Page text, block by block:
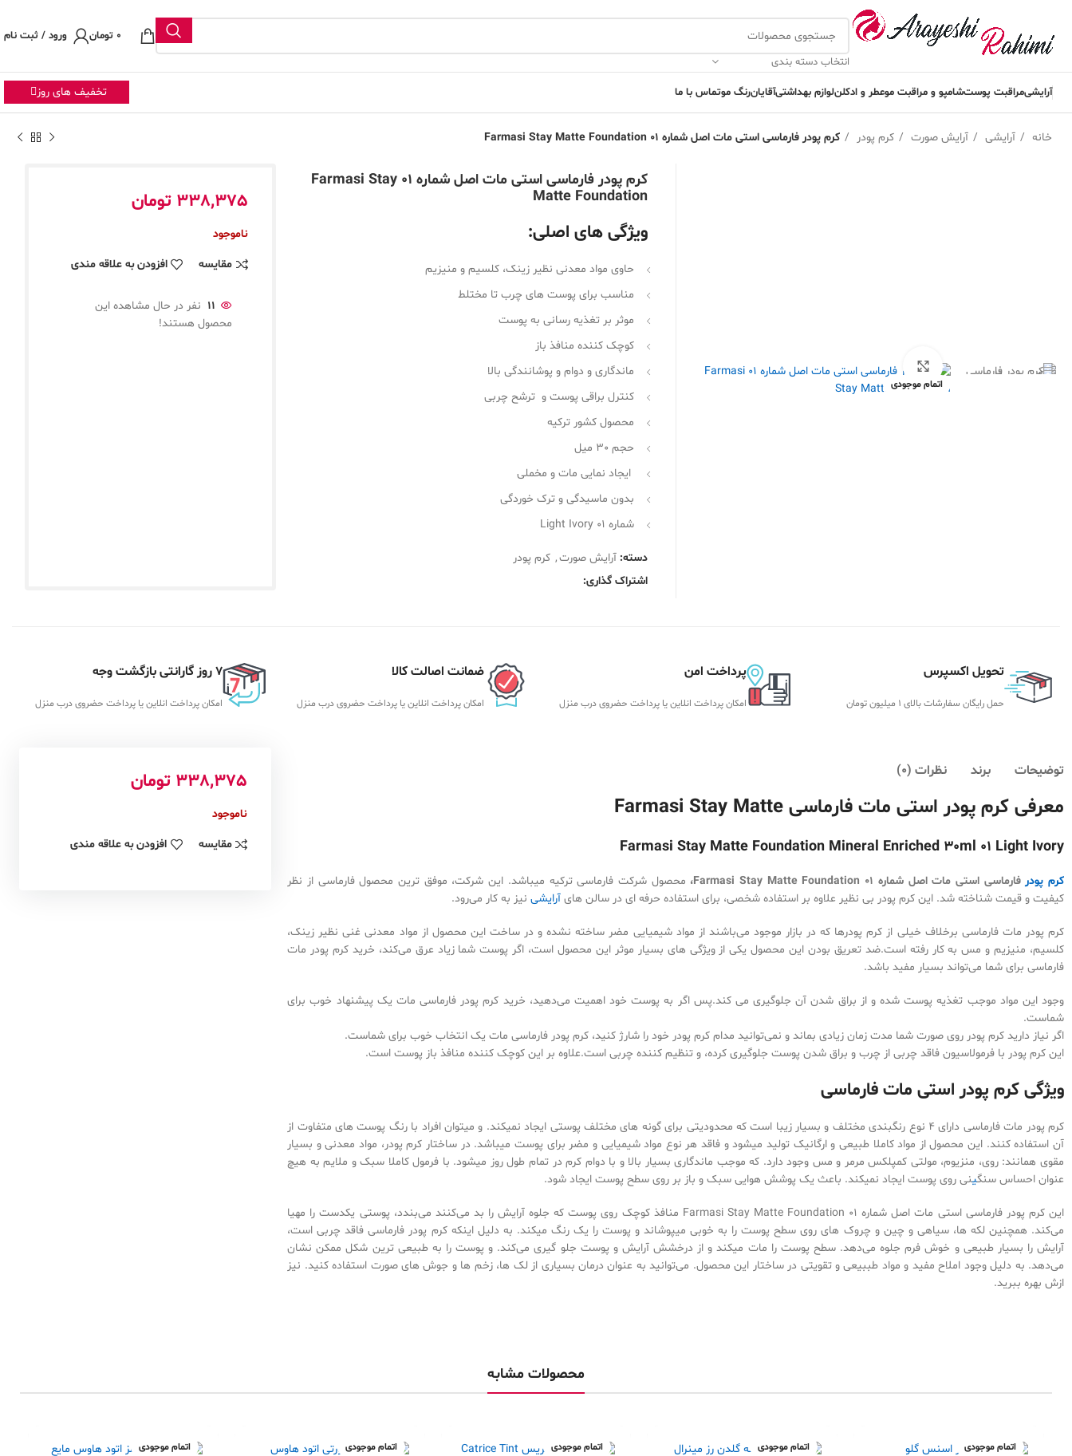
انتخاب دسته بندی
0 تومان ورود / ثبت نام
آرایشیمراقبت پوستشامپو و مراقبت موعطر و ادکلنلوازم بهداشتیآقایانرنگ موتماس با ما تخفیف های روز
خانه آرایشی آرایش صورت کرم پودر کرم پودر فارماسی استی مات اصل شماره 01 Farmasi Stay Matte Foundation
اتمام موجودی
بزرگنمایی تصویر
کرم پودر فارماسی استی مات اصل شماره 01 Farmasi Stay
Matte Foundation
ویژگی های اصلی:
حاوی مواد معدنی نظیر زینک، کلسیم و منیزیم
مناسب برای پوست های چرب تا مختلط
موثر بر تغذیه رسانی به پوست
کوچک کننده منافذ باز
ماندگاری و دوام و پوشانندگی بالا
کنترل براقی پوست و ترشح چربی
محصول کشور ترکیه
حجم 30 میل
ایجاد نمایی مات و مخملی
بدون ماسیدگی و ترک خوردگی
شماره 01 Light Ivory
دسته: آرایش صورت, کرم پودر
اشتراک گذاری:
338,375 تومان
ناموجود
مقایسه افزودن به علاقه مندی
11 نفر در حال مشاهده این
محصول هستند!
تحویل اکسپرس
حمل رایگان سفارشات بالای 1 میلیون تومان
پرداخت امن
امکان پرداخت انلاین یا پرداخت حضروی درب منزل
ضمانت اصالت کالا
امکان پرداخت انلاین یا پرداخت حضروی درب منزل
7 روز گارانتی بازگشت وجه
امکان پرداخت انلاین یا پرداخت حضروی درب منزل
توضیحات برند نظرات (0)
معرفی کرم پودر استی مات فارماسی Farmasi Stay Matte
Farmasi Stay Matte Foundation Mineral Enriched 30ml 01 Light Ivory
کرم پودر فارماسی استی مات اصل شماره 01 Farmasi Stay Matte Foundation،
محصول شرکت فارماسی ترکیه میباشد. این شرکت، موفق ترین محصول فارماسی از نظر
کیفیت و قیمت شناخته شد. این کرم پودر بی نظیر علاوه بر استفاده شخصی، برای استفاده حرفه ای در سالن های آرایشی نیز به کار می‌رود.
کرم پودر مات فارماسی برخلاف خیلی از کرم پودرها که در بازار موجود می‌باشند از مواد شیمیایی مضر ساخته نشده و در ساخت این محصول از مواد معدنی غنی نظیر زینک،
کلسیم، منیزیم و مس به کار رفته است.ضد تعریق بودن این محصول یکی از ویژگی های بسیار موثر این محصول است، اگر پوست شما زیاد عرق می‌کند، خرید کرم پودر مات
فارماسی برای شما می‌تواند بسیار مفید باشد.
وجود این مواد موجب تغذیه پوست شده و از براق شدن آن جلوگیری می کند.پس اگر به پوست خود اهمیت می‌دهید، خرید کرم پودر فارماسی مات یک پیشنهاد خوب برای
شماست.
اگر نیاز دارید کرم پودر روی صورت شما مدت زمان زیادی بماند و نمی‌توانید مدام کرم پودر خود را شارژ کنید، کرم پودر فارماسی مات یک انتخاب خوب برای شماست.
این کرم پودر با فرمولاسیون فاقد چربی از چرب و براق شدن پوست جلوگیری کرده، و تنظیم کننده چربی است.علاوه بر این کوچک کننده منافذ باز پوست است.
ویژگی کرم پودر استی مات فارماسی
کرم پودر مات فارماسی دارای 4 نوع رنگبندی مختلف و بسیار زیبا است که محدودیتی برای گونه های مختلف پوستی ایجاد نمیکند. و میتوان افراد با رنگ پوست های متفاوت از
آن استفاده کنند. این محصول از مواد کاملا طبیعی و ارگانیک تولید میشود و فاقد هر نوع مواد شیمیایی و مضر برای پوست میباشد. در ساختار کرم پودر، مواد معدنی و بسیار
مقوی همانند: روی، منزیوم، مولتی کمپلکس مرمر و مس وجود دارد. که موجب ماندگاری بسیار بالا و با دوام کرم در تمام طول روز میشود. با فرمول کاملا سبک و ملایم به هیچ
عنوان احساس سنگینی روی پوست ایجاد نمیکند. باعث یک پوشش هوایی سبک و باز بر روی سطح پوست ایجاد شود.
این کرم پودر فارماسی استی مات اصل شماره 01 Farmasi Stay Matte Foundation منافذ کوچک روی پوست که جلوه آرایش را بد می‌کنند می‌بندد، پوستی یکدست را مهیا
می‌کند. همچنین لکه ها، سیاهی و چین و چروک های روی سطح پوست را به خوبی میپوشاند و پوست را یک رنگ میکند. به دلیل اینکه کرم پودر فارماسی فاقد چربی است،
آرایش را بسیار طبیعی و خوش فرم جلوه می‌دهد. سطح پوست را مات میکند و از درخشش آرایش و پوست جلو گیری می‌کند. و پوست را به طبیعی ترین شکل ممکن نشان
می‌دهد. به دلیل وجود املاح مفید و مواد طببیعی و تقویتی در ساختار این محصول. می‌توانید به عنوان درمان بسیاری از لک ها، زخم ها و جوش های صورت استفاده کنید. نیز
ازش بهره ببرید.
338,375 تومان
ناموجود
مقایسه افزودن به علاقه مندی
محصولات مشابه
اتمام موجودی اتمام موجودی اتمام موجودی اتمام موجودی اتمام موجودی